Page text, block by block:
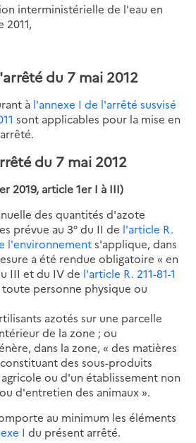
interministérielle de l'eau en
2011,
du 7 mai 2012
à l'annexe I de l'arrêté susvisé
sont applicables pour la mise en
du 7 mai 2012
2019, article 1er I à III)
des quantités d'azote
prévue au 3° du II de l'article R.
l'environnements'applique, dans
a été rendue obligatoire « en
III et du IV de l'article R. 211-81-1
toute personne physique ou
azotés sur une parcelle
de la zone ; ou
dans la zone, « des matières
des sous-produits
ou d'un établissement non
d'entretien des animaux ».
au minimum les éléments
I du présent arrêté.